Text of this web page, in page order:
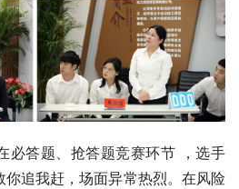
必答题、抢答题竞赛环节 ，选手
追我赶，场面异常热烈。在风险